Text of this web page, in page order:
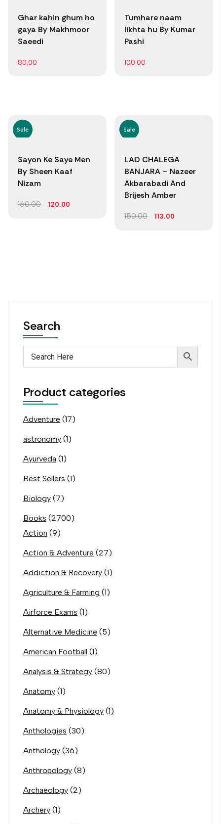
Ghar kahin ghum ho
gaya By Makhmoor
Saeedi
80.00
Tumhare naam
likhta hu By Kumar
Pashi
100.00
Sale
Sayon Ke Saye Men
By Sheen Kaaf
Nizam
160.00 120.00
Sale
LAD CHALEGA
BANJARA – Nazeer
Akbarabadi And
Brijesh Amber
150.00 113.00
Search
Product categories
Adventure (17)
astronomy (1)
Ayurveda (1)
Best Sellers (1)
Biology (7)
Books (2700)
Action (9)
Action & Adventure (27)
Addiction & Recovery (1)
Agriculture & Farming (1)
Airforce Exams (1)
Alternative Medicine (5)
American Football (1)
Analysis & Strategy (80)
Anatomy (1)
Anatomy & Physiology (1)
Anthologies (30)
Anthology (36)
Anthropology (8)
Archaeology (2)
Archery (1)